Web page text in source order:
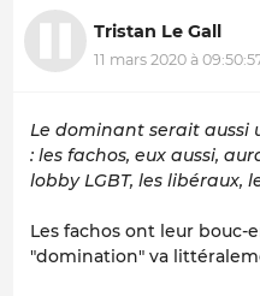
Tristan Le Gall
11 mars 2020 à
Le dominant serait aussi
: les fachos, eux aussi,
lobby LGBT, les libéraux,
Les fachos ont leur bouc-
"domination" va